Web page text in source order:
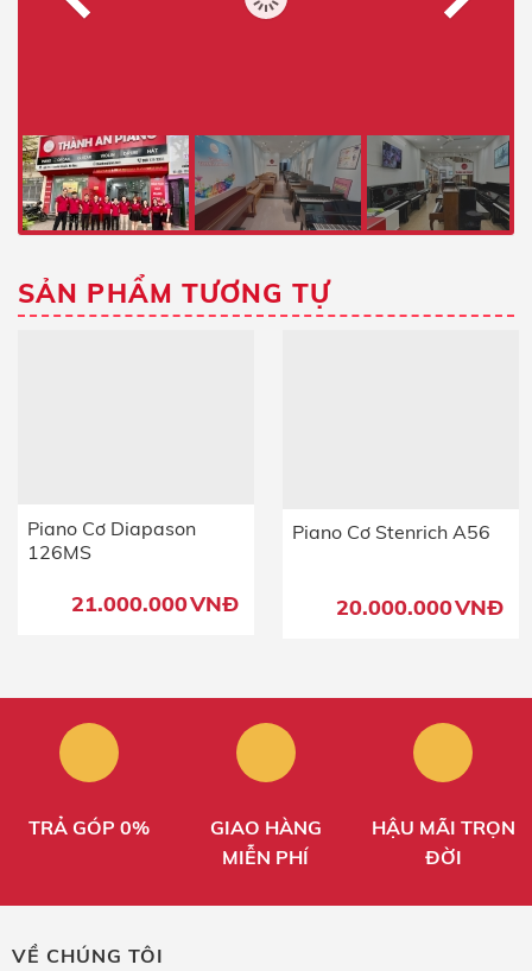
SẢN PHẨM TƯƠNG TỰ
Piano Cơ Diapason
126MS
21.000.000VNĐ
Piano Cơ Stenrich A56
20.000.000VNĐ
TRẢ GÓP 0%
GIAO HÀNG
MIỄN PHÍ
HẬU MÃI TRỌN
ĐỜI
VỀ CHÚNG TÔI